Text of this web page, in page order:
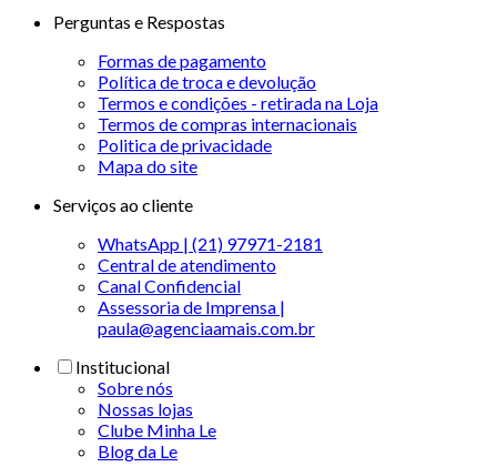
Perguntas e Respostas
Formas de pagamento
Política de troca e devolução
Termos e condições - retirada na Loja
Termos de compras internacionais
Politica de privacidade
Mapa do site
Serviços ao cliente
WhatsApp | (21) 97971-2181
Central de atendimento
Canal Confidencial
Assessoria de Imprensa |
paula@agenciaamais.com.br
Institucional
Sobre nós
Nossas lojas
Clube Minha Le
Blog da Le